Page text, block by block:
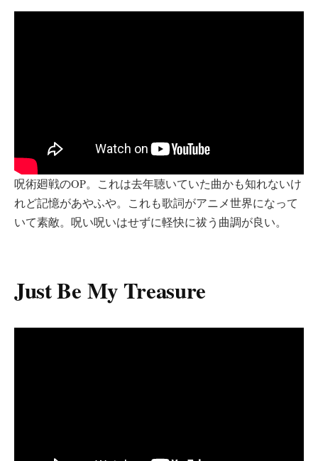
呪術廻戦のOP。これは去年聴いていた曲かも知れないけ
れど記憶があやふや。これも歌詞がアニメ世界になって
いて素敵。呪い呪いはせずに軽快に祓う曲調が良い。
Just Be My Treasure